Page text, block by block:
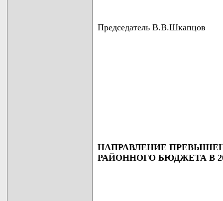
Председатель В.В.Шкапцов
НАПРАВЛЕНИЕ
РАЙОННОГО БЮДЖЕТА В